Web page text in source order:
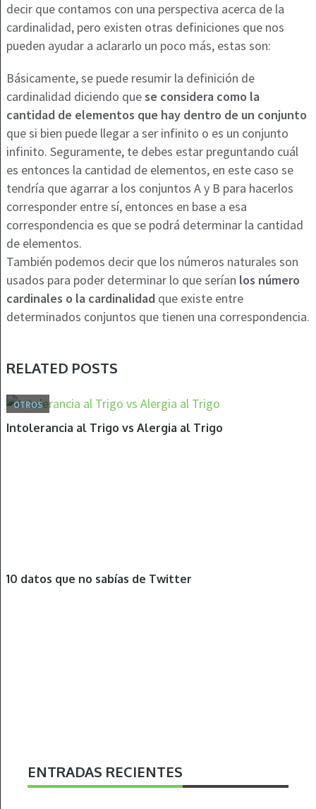
decir que contamos con una perspectiva acerca de la
cardinalidad, pero existen otras definiciones que nos
pueden ayudar a aclararlo un poco más, estas son:
Básicamente, se puede resumir la definición de
cardinalidad diciendo quese considera como la
cantidad de elementos que hay dentro de un conjunto
que si bien puede llegar a ser infinito o es un conjunto
infinito. Seguramente, te debes estar preguntando cuál
es entonces la cantidad de elementos, en este caso se
tendría que agarrar a los conjuntos A y B para hacerlos
corresponder entre sí, entonces en base a esa
correspondencia es que se podrá determinar la cantidad
de elementos.
También podemos decir que los números naturales son
usados para poder determinar lo que serían los número
cardinales o la cardinalidad que existe entre
determinados conjuntos que tienen una correspondencia.
RELATED POSTS
OTROS
Intolerancia al Trigo vs Alergia al Trigo
OTROS
10 datos que no sabías de Twitter
ENTRADAS RECIENTES